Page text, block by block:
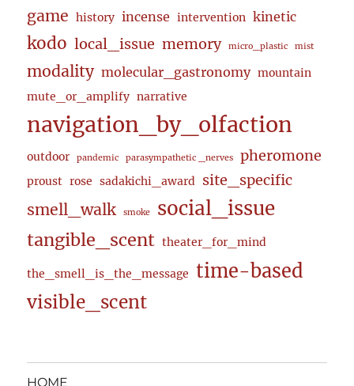
game history incense intervention kinetic
kodo local_issue memory micro_plastic mist
modality molecular_gastronomy mountain
mute_or_amplify narrative
navigation_by_olfaction
outdoor pandemic parasympathetic _nerves pheromone
proust rose sadakichi_award site_specific
smell_walk smoke social_issue
tangible_scent theater_for_mind
the_smell_is_the_message time-based
visible_scent
HOME